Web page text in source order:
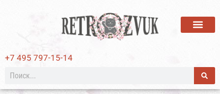
+7 495 797-15-14